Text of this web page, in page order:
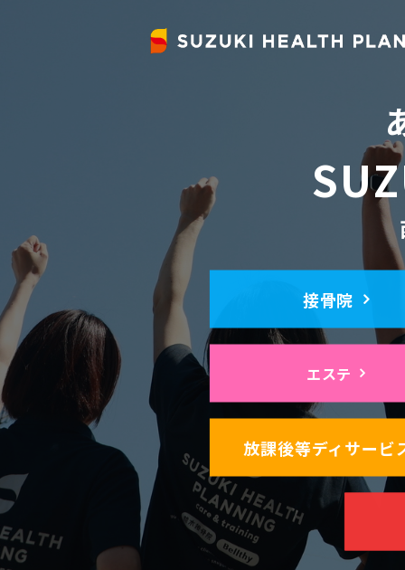
接骨院
エステ
放課後等ディサービ